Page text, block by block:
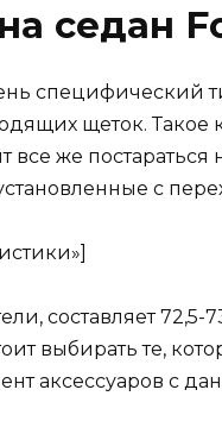
седан
щеток.
же
с
составляет 72,5-
выбирать те,
аксессуаров с